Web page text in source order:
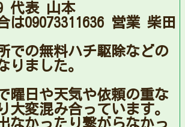
代表 山本
は09073311636 営業 柴田
での無料ハチ駆除などの
りました。
曜日や天気や依頼の重な
大変混み合っています。
なかったり繋がらなかっ